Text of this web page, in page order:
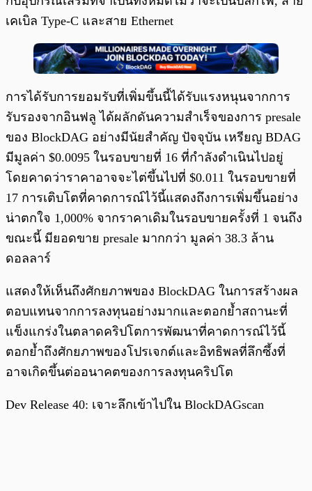
เคเบิล Type-C และสาย Ethernet
การได้รับการยอมรับที่เพิ่มขึ้นนี้ได้รับแรงหนุนจากการ
รับรองจากอินฟลู ได้ผลักดันความสำเร็จของการ presale
ของ BlockDAG อย่างมีนัยสำคัญ ปัจจุบัน เหรียญ BDAG
มีมูลค่า $0.0095 ในรอบขายที่ 16 ที่กำลังดำเนินไปอยู่
โดยคาดว่าราคาอาจจะไต่ขึ้นไปที่ $0.011 ในรอบขายที่
17 การเติบโตที่คาดการณ์ไว้นี้แสดงถึงการเพิ่มขึ้นอย่าง
น่าตกใจ 1,000% จากราคาเดิมในรอบขายครั้งที่ 1 จนถึง
ขณะนี้ มียอดขาย presale มากกว่า มูลค่า 38.3 ล้าน
ดอลลาร์
แสดงให้เห็นถึงศักยภาพของ BlockDAG ในการสร้างผล
ตอบแทนจากการลงทุนอย่างมากและตอกย้ำสถานะที่
แข็งแกร่งในตลาดคริปโตการพัฒนาที่คาดการณ์ไว้นี้
ตอกย้ำถึงศักยภาพของโปรเจกต์และอิทธิพลที่ลึกซึ้งที่
อาจเกิดขึ้นต่ออนาคตของการลงทุนคริปโต
Dev Release 40: เจาะลึกเข้าไปใน BlockDAGscan